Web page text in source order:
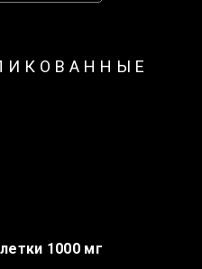
1000 мг